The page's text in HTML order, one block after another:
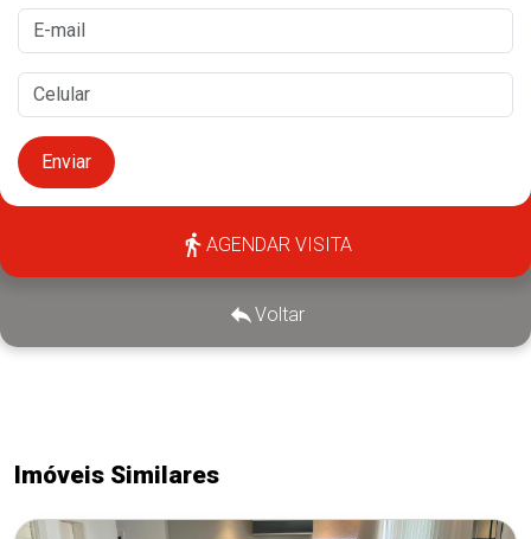
Enviar
AGENDAR VISITA
Voltar
Imóveis Similares